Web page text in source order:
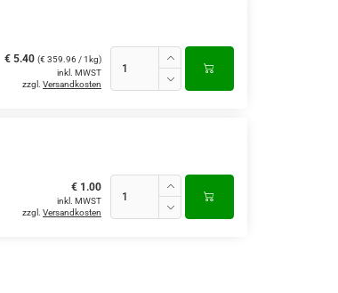
€ 5.40 (€ 359.96 / 1kg)
inkl. MWST
zzgl. Versandkosten
€ 1.00
inkl. MWST
zzgl. Versandkosten